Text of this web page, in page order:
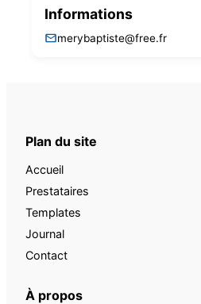
Informations
merybaptiste@free.fr
Plan du site
Accueil
Prestataires
Templates
Journal
Contact
À propos